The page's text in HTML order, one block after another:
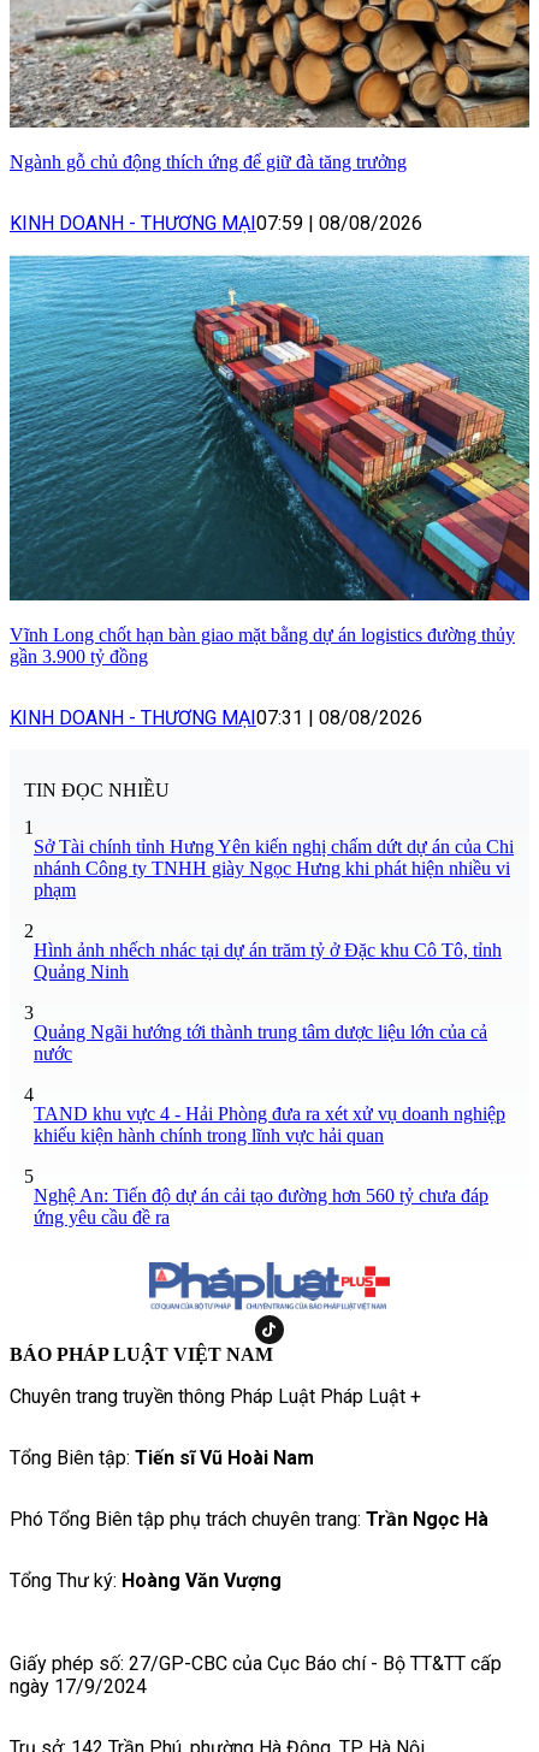
Ngành gỗ chủ động thích ứng để giữ đà tăng trưởng
KINH DOANH - THƯƠNG MẠI07:59 | 08/08/2026
Vĩnh Long chốt hạn bàn giao mặt bằng dự án logistics đường thủy
gần 3.900 tỷ đồng
KINH DOANH - THƯƠNG MẠI07:31 | 08/08/2026
TIN ĐỌC NHIỀU
1
Sở Tài chính tỉnh Hưng Yên kiến nghị chấm dứt dự án của Chi
nhánh Công ty TNHH giày Ngọc Hưng khi phát hiện nhiều vi
phạm
2
Hình ảnh nhếch nhác tại dự án trăm tỷ ở Đặc khu Cô Tô, tỉnh
Quảng Ninh
3
Quảng Ngãi hướng tới thành trung tâm dược liệu lớn của cả
nước
4
TAND khu vực 4 - Hải Phòng đưa ra xét xử vụ doanh nghiệp
khiếu kiện hành chính trong lĩnh vực hải quan
5
Nghệ An: Tiến độ dự án cải tạo đường hơn 560 tỷ chưa đáp
ứng yêu cầu đề ra
BÁO PHÁP LUẬT VIỆT NAM
Chuyên trang truyền thông Pháp Luật Pháp Luật +
Tổng Biên tập: Tiến sĩ Vũ Hoài Nam
Phó Tổng Biên tập phụ trách chuyên trang: Trần Ngọc Hà
Tổng Thư ký: Hoàng Văn Vượng
Giấy phép số: 27/GP-CBC của Cục Báo chí - Bộ TT&TT cấp
ngày 17/9/2024